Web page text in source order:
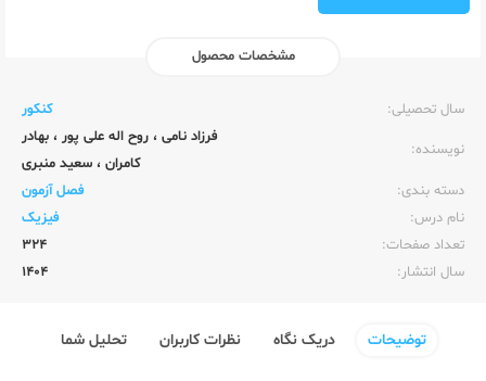
مشخصات محصول
سال تحصیلی:‌
کنکور
نویسنده:‌
فرزاد نامی ، روح اله علی پور ، بهادر
کامران ، سعید منبری
دسته بندی:
فصل آزمون
نام درس:
فیزیک
تعداد صفحات:‌
324
سال انتشار:‌
1404
توضیحات دریک نگاه نظرات کاربران تحلیل شما